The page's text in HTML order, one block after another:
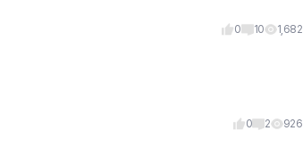
0 10 1,682
0 2 926